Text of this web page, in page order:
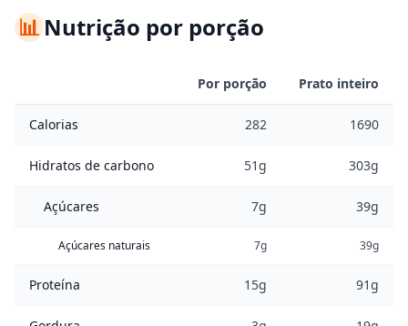
📊Nutrição por porção
Por porção Prato inteiro
Calorias 282 1690
Hidratos de carbono 51g 303g
Açúcares 7g 39g
Açúcares naturais 7g 39g
Proteína 15g 91g